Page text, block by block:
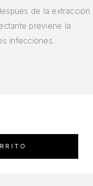
de la extracción
previene la
infecciones.